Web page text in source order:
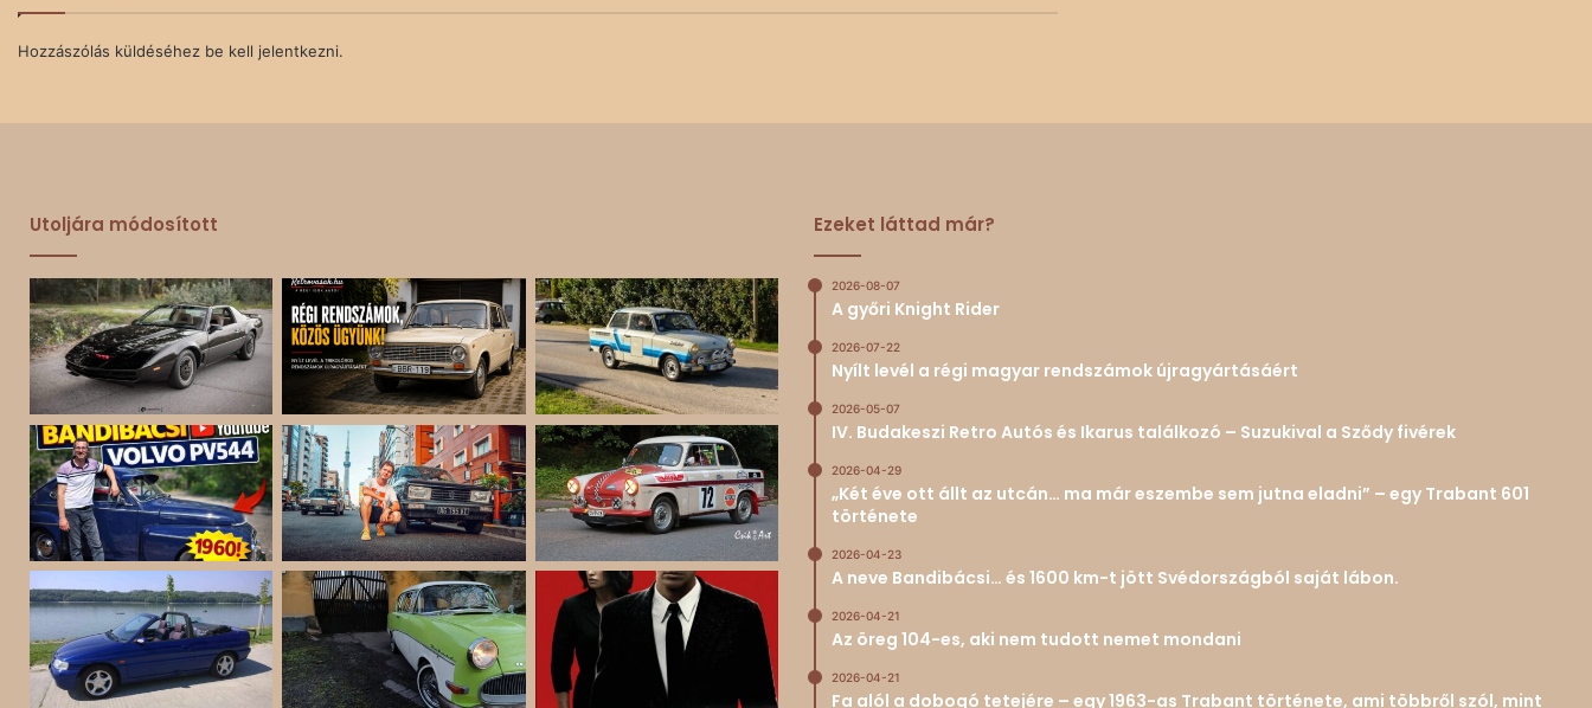
Hozzászólás küldéséhez be kell jelentkezni.
Utoljára módosított Ezeket láttad már?
2026-08-07
A győri Knight Rider
2026-07-22
Nyílt levél a régi magyar rendszámok újragyártásáért
2026-05-07
IV. Budakeszi Retro Autós és Ikarus találkozó – Suzukival a Sződy fivérek
2026-04-29
„Két éve ott állt az utcán… ma már eszembe sem jutna eladni” – egy Trabant 601
története
2026-04-23
A neve Bandibácsi… és 1600 km-t jött Svédországból saját lábon.
2026-04-21
Az öreg 104-es, aki nem tudott nemet mondani
2026-04-21
Fa alól a dobogó tetejére – egy 1963-as Trabant története, ami többről szól, mint